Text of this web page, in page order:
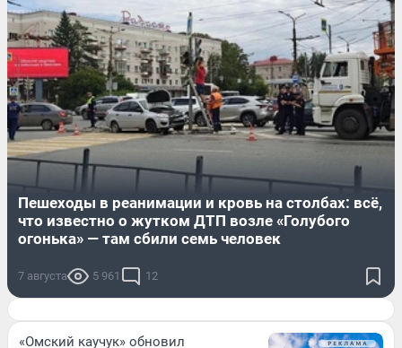
Пешеходы в реанимации и кровь на столбах: всё,
что известно о жутком ДТП возле «Голубого
огонька» — там сбили семь человек
7 августа 5 961 12
«Омский каучук» обновил